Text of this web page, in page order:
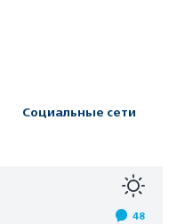
Социальные сети
48